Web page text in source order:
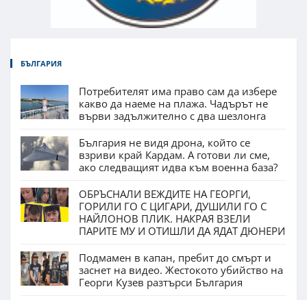
БЪЛГАРИЯ
Потребителят има право сам да избере
какво да наеме на плажа. Чадърът не
върви задължително с два шезлонга
България не видя дрона, който се
взриви край Кардам. А готови ли сме,
ако следващият идва към военна база?
ОБРЪСНАЛИ ВЕЖДИТЕ НА ГЕОРГИ,
ГОРИЛИ ГО С ЦИГАРИ, ДУШИЛИ ГО С
НАЙЛОНОВ ПЛИК. НАКРАЯ ВЗЕЛИ
ПАРИТЕ МУ И ОТИШЛИ ДА ЯДАТ ДЮНЕРИ
Подмамен в капан, пребит до смърт и
заснет на видео. Жестокото убийство на
Георги Кузев разтърси България